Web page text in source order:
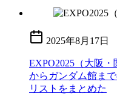
2025年8月17日
EXPO2025（大阪
からガンダム館ま
リストをまとめた